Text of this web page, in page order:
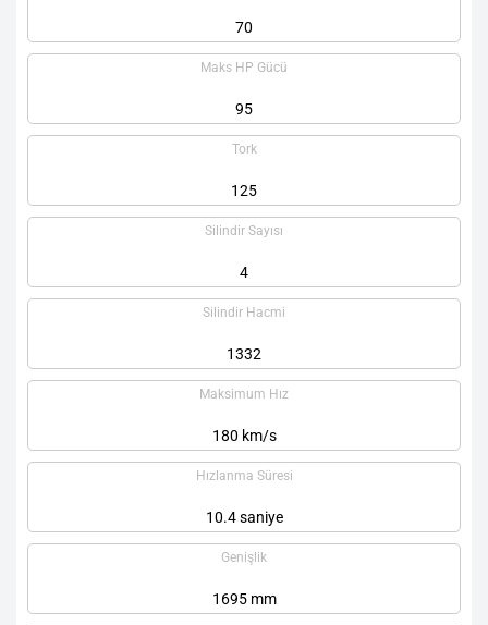
70
Maks HP Gücü
95
Tork
125
Silindir Sayısı
4
Silindir Hacmi
1332
Maksimum Hız
180 km/s
Hızlanma Süresi
10.4 saniye
Genişlik
1695 mm